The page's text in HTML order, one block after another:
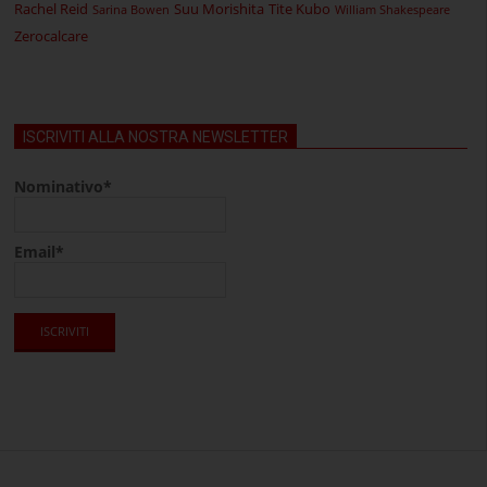
Rachel Reid Sarina Bowen Suu Morishita Tite Kubo William Shakespeare
Zerocalcare
ISCRIVITI ALLA NOSTRA NEWSLETTER
Nominativo*
Email*